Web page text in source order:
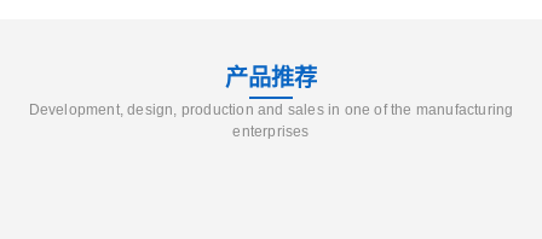
产品推荐
Development, design, production and sales in one of the manufacturing
enterprises